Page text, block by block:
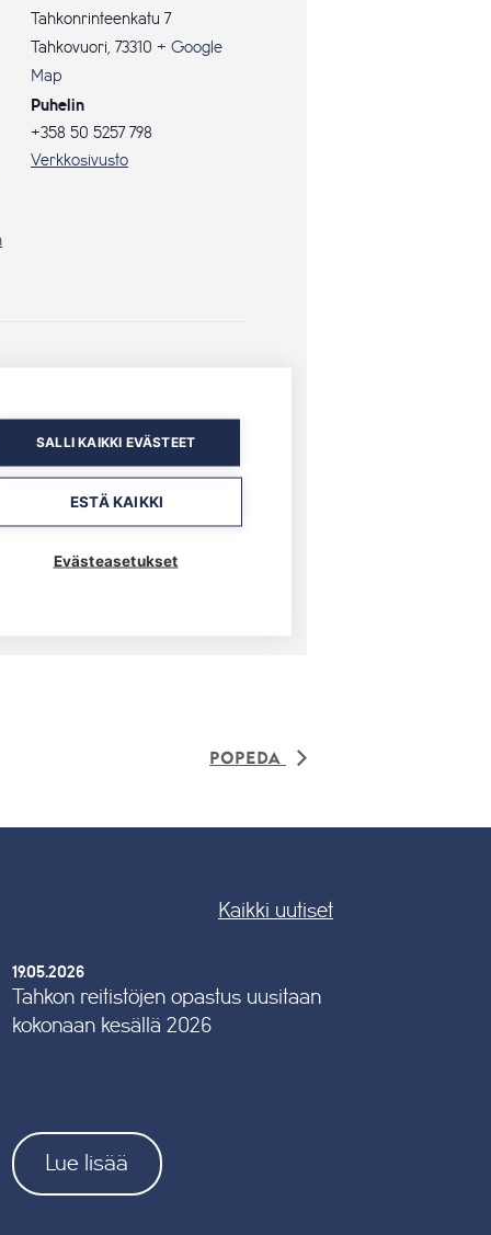
Tahkonrinteenkatu 7
Tahkovuori, 73310 + Google
Map
Puhelin
+358 50 5257 798
Verkkosivusto
Popeda
Kaikki uutiset
19.05.2026
Tahkon reitistöjen opastus uusitaan
kokonaan kesällä 2026
Lue lisää
SALLI KAIKKI EVÄSTEET
ESTÄ KAIKKI
Evästeasetukset